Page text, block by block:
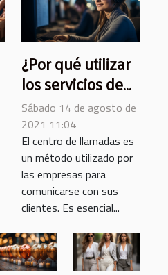
¿Por qué utilizar
los servicios de
un centro de
llamadas?
Sábado 14 de agosto de
2021 11:04
El centro de llamadas es
un método utilizado por
las empresas para
comunicarse con sus
clientes. Es esencial...